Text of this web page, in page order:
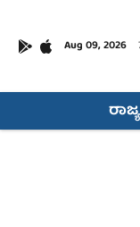
Aug 09, 2026
ರಾಜ್ಯ